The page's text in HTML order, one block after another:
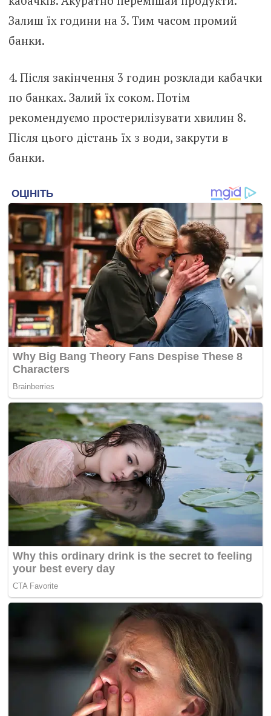
Залиш їх години на 3. Тим часом промий
банки.
4. Після закінчення 3 годин розклади кабачки
по банках. Залий їх соком. Потім
рекомендуємо простерилізувати хвилин 8.
Після цього дістань їх з води, закрути в
банки.